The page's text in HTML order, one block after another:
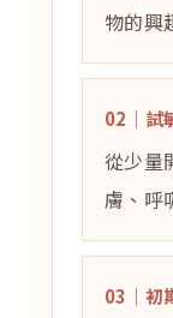
物的興
02｜試
從少量
膚、呼
03｜初